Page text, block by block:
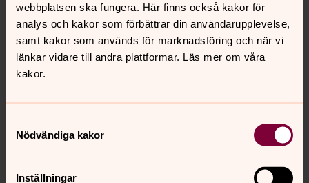
webbplatsen ska fungera. Här finns också kakor för
analys och kakor som förbättrar din användarupplevelse,
samt kakor som används för marknadsföring och när vi
länkar vidare till andra plattformar. Läs mer om våra
kakor.
Nödvändiga kakor
Inställningar
Stiftets inriktning: hållbarhet,
kyrkfolk och unga
Inför de kommande fyra åren har stiftsstyrelsen pekat ut
tre strategiska inriktningar som ska få ökad
församlingslivet. Det handlar om hållbart församlingsliv,